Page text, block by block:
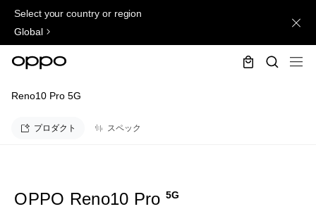
Select your country or region
Global
Reno10 Pro 5G
プロダクト スペック
OPPO Reno10 Pro5G